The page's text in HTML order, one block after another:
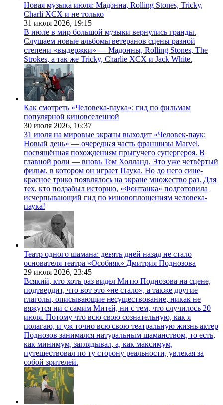
Новая музыка июля: Мадонна, Rolling Stones, Tricky,
Charli XCX и не только
31 июля 2026, 19:15
В июле в мир большой музыки вернулись гранды.
Слушаем новые альбомы ветеранов сцены разной
степени «выдержки» — Мадонны, Rolling Stones, The
Strokes, а так же Tricky, Charlie XCX и Jack White.
Как смотреть «Человека-паука»: гид по фильмам
популярной киновселенной
30 июля 2026, 16:37
31 июля на мировые экраны выходит «Человек-паук:
Новый день» — очередная часть франшизы Marvel,
посвящённая похождениям прыгучего супергероя. В
главной роли — вновь Том Холланд. Это уже четвёртый
фильм, в котором он играет Паука. Но до него сине-
красное трико появлялось на экране множество раз. Для
тех, кто подзабыл историю, «Фонтанка» подготовила
исчерпывающий гид по киновоплощениям человека-
паука!
Театр одного шамана: девять дней назад не стало
основателя театра «Особняк» Дмитрия Поднозова
29 июля 2026, 23:45
Всякий, кто хоть раз видел Митю Поднозова на сцене,
подтвердит, что вот это «не стало», а также другие
глаголы, описывающие несуществование, никак не
вяжутся ни с самим Митей, ни с тем, что случилось 20
июля. Потому что всю свою сознательную, как я
полагаю, и уж точно всю свою театральную жизнь актер
Поднозов занимался натуральным шаманством, то есть,
как минимум, заглядывал, а, как максимум,
путешествовал по ту сторону реальности, увлекая за
собой зрителей.